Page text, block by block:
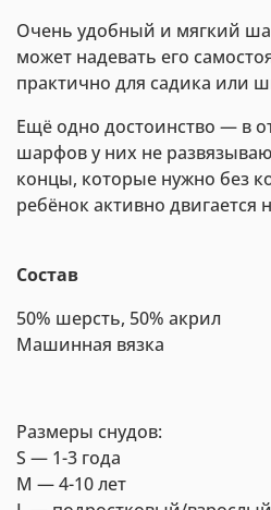
Очень удобный и мягкий
может надевать его
практично для садика или
Ещё одно достоинство — в
шарфов у них не
концы, которые нужно без
ребёнок активно двигается
Состав
50% шерсть, 50% акрил
Машинная вязка
Размеры снудов:
S — 1-3 года
M — 4-10 лет